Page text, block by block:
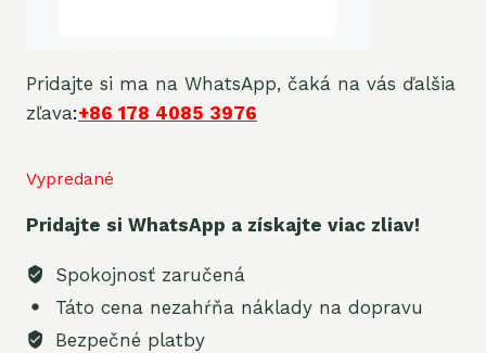
Pridajte si ma na WhatsApp, čaká na vás ďalšia
zľava:+86 178 4085 3976
Vypredané
Pridajte si WhatsApp a získajte viac zliav!
Spokojnosť zaručená
Táto cena nezahŕňa náklady na dopravu
Bezpečné platby